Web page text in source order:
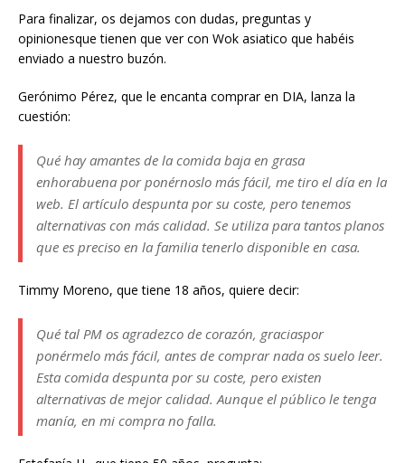
Para finalizar, os dejamos con dudas, preguntas y
opinionesque tienen que ver con Wok asiatico que habéis
enviado a nuestro buzón.
Gerónimo Pérez, que le encanta comprar en DIA, lanza la
cuestión:
Qué hay amantes de la comida baja en grasa
enhorabuena por ponérnoslo más fácil, me tiro el día en la
web. El artículo despunta por su coste, pero tenemos
alternativas con más calidad. Se utiliza para tantos planos
que es preciso en la familia tenerlo disponible en casa.
Timmy Moreno, que tiene 18 años, quiere decir:
Qué tal PM os agradezco de corazón, graciaspor
ponérmelo más fácil, antes de comprar nada os suelo leer.
Esta comida despunta por su coste, pero existen
alternativas de mejor calidad. Aunque el público le tenga
manía, en mi compra no falla.